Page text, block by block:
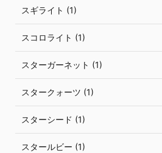
スギライト (1)
スコロライト (1)
スターガーネット (1)
スタークォーツ (1)
スターシード (1)
スタールビー (1)